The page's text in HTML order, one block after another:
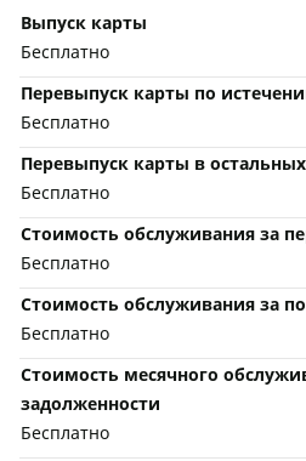
Выпуск карты
Бесплатно
Перевыпуск карты по
Бесплатно
Перевыпуск карты в
Бесплатно
Стоимость обслуживания за
Бесплатно
Стоимость обслуживания за
Бесплатно
Стоимость месячного
задолженности
Бесплатно